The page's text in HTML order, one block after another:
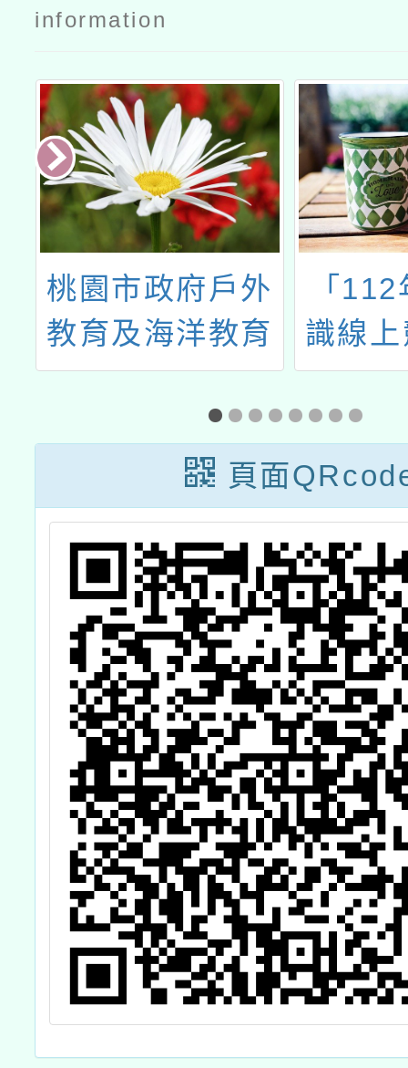
information
桃園市政府戶外
教育及海洋教育
中心114學年度
專業工作人員遴
選實施計畫
「
識線
辦
頁面